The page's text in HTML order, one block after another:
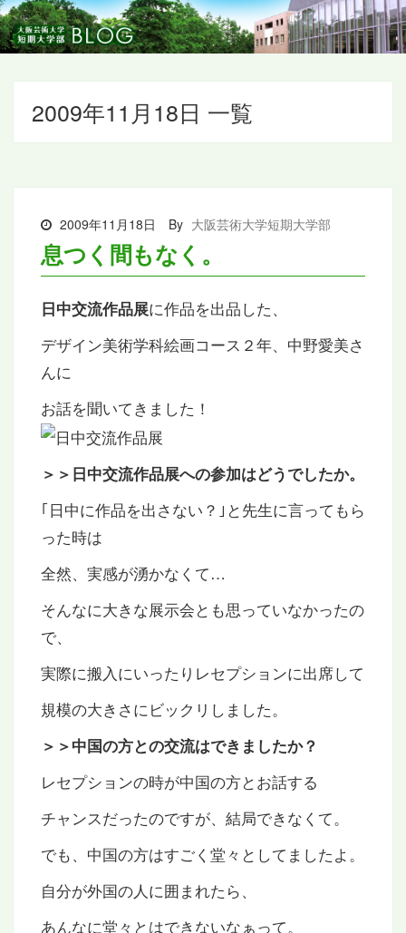
2009年11月18日 一覧
2009年11月18日 By 大阪芸術大学短期大学部
息つく間もなく。
日中交流作品展に作品を出品した、
デザイン美術学科絵画コース２年、中野愛美さ
んに
お話を聞いてきました！
＞＞日中交流作品展への参加はどうでしたか。
｢日中に作品を出さない？｣と先生に言ってもら
った時は
全然、実感が湧かなくて…
そんなに大きな展示会とも思っていなかったの
で、
実際に搬入にいったりレセプションに出席して
規模の大きさにビックリしました。
＞＞中国の方との交流はできましたか？
レセプションの時が中国の方とお話する
チャンスだったのですが、結局できなくて。
でも、中国の方はすごく堂々としてましたよ。
自分が外国の人に囲まれたら、
あんなに堂々とはできないなぁって。